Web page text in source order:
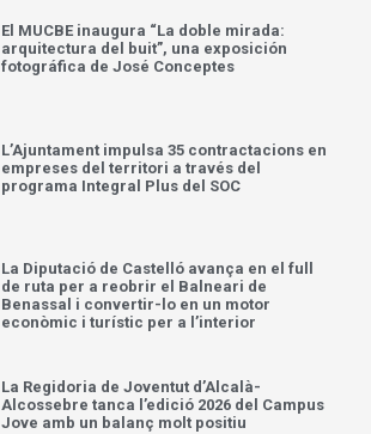
El MUCBE inaugura “La doble mirada:
arquitectura del buit”, una exposición
fotográfica de José Conceptes
L’Ajuntament impulsa 35 contractacions en
empreses del territori a través del
programa Integral Plus del SOC
La Diputació de Castelló avança en el full
de ruta per a reobrir el Balneari de
Benassal i convertir-lo en un motor
econòmic i turístic per a l’interior
La Regidoria de Joventut d’Alcalà-
Alcossebre tanca l’edició 2026 del Campus
Jove amb un balanç molt positiu